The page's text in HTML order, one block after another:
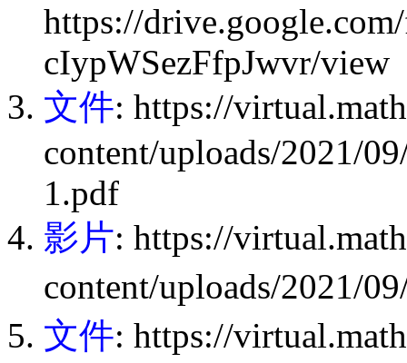
https://
cIypWSezFfpJwvr/view
文件: https://
content/uploads/2021/
1.pdf
影片: https://
content/uploads/2021/
文件: https://